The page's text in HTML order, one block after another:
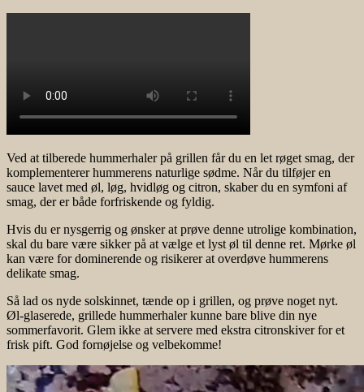
Ved at tilberede hummerhaler på grillen får du en let røget smag, der
komplementerer hummerens naturlige sødme. Når du tilføjer en
sauce lavet med øl, løg, hvidløg og citron, skaber du en symfoni af
smag, der er både forfriskende og fyldig.
Hvis du er nysgerrig og ønsker at prøve denne utrolige kombination,
skal du bare være sikker på at vælge et lyst øl til denne ret. Mørke øl
kan være for dominerende og risikerer at overdøve hummerens
delikate smag.
Så lad os nyde solskinnet, tænde op i grillen, og prøve noget nyt.
Øl-glaserede, grillede hummerhaler kunne bare blive din nye
sommerfavorit. Glem ikke at servere med ekstra citronskiver for et
frisk pift. God fornøjelse og velbekomme!